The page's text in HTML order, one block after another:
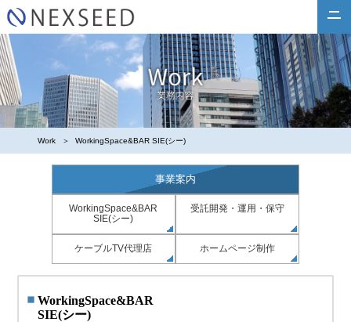
Company
News
Work
Employment
Work WorkingSpace&BAR SIE(シー)
事業案内
WorkingSpace&BAR
SIE(シー)
受託開発・運用・保守
ケーブルTV代理店 ホームページ制作
WorkingSpace&BAR
SIE(シー)